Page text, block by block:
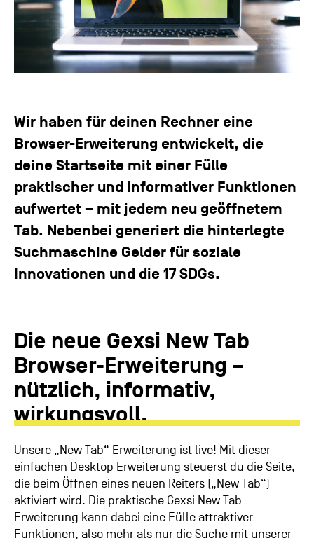
Wir haben für deinen Rechner eine
Browser-Erweiterung entwickelt, die
deine Startseite mit einer Fülle
praktischer und informativer Funktionen
aufwertet – mit jedem neu geöffnetem
Tab. Nebenbei generiert die hinterlegte
Suchmaschine Gelder für soziale
Innovationen und die 17 SDGs.
Die neue Gexsi New Tab
Browser-Erweiterung –
nützlich, informativ,
wirkungsvoll.
Unsere „New Tab“ Erweiterung ist live! Mit dieser
einfachen Desktop Erweiterung steuerst du die Seite,
die beim Öffnen eines neuen Reiters („New Tab“)
aktiviert wird. Die praktische Gexsi New Tab
Erweiterung kann dabei eine Fülle attraktiver
Funktionen, also mehr als nur die Suche mit unserer